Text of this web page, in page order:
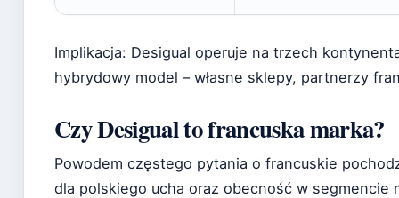
Implikacja: Desigual operuje na trzech
hybrydowy model – własne sklepy, partnerzy
Czy Desigual to francuska marka?
Powodem częstego pytania o francuskie
dla polskiego ucha oraz obecność w segmencie